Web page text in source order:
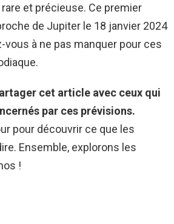
et précieuse. Ce premier
de Jupiter le 18 janvier 2024
à ne pas manquer pour ces
cet article avec ceux qui
par ces prévisions.
pour découvrir ce que les
Ensemble, explorons les
!